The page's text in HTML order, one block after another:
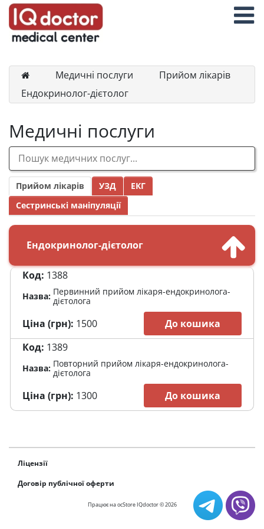
Медичні послуги
Прийом лікарів
Ендокринолог-дієтолог
Медичні послуги
Прийом лікарів УЗД
ЕКГ
Сестринські маніпуляції
Ендокринолог-дієтолог
Код: 1388
Назва: Первинний прийом лікаря-ендокринолога-
дієтолога
Ціна (грн): 1500
До кошика
Код: 1389
Назва: Повторний прийом лікаря-ендокринолога-
дієтолога
Ціна (грн): 1300 До кошика
Ліцензії
Договір публічної оферти
Працює наocStoreIQdoctor © 2026